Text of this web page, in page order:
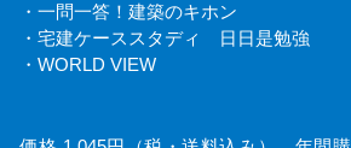
・一問一答！建築のキホン
・宅建ケーススタディ 日日是勉強
・WORLD VIEW